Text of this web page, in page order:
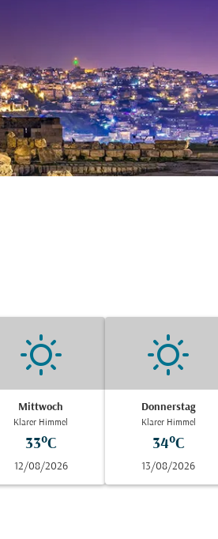
Mittwoch
Klarer Himmel
33°C
12/08/2026
Donnerstag
Klarer Himmel
34°C
13/08/2026